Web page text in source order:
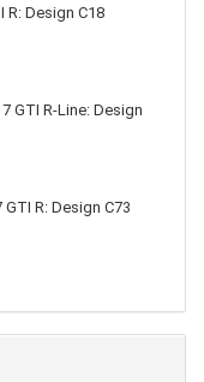
R: Design C18
GTI R-Line: Design
R: Design C73